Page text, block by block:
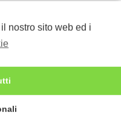
nostro sito web ed i
il bullo che non deve
società (in questo caso